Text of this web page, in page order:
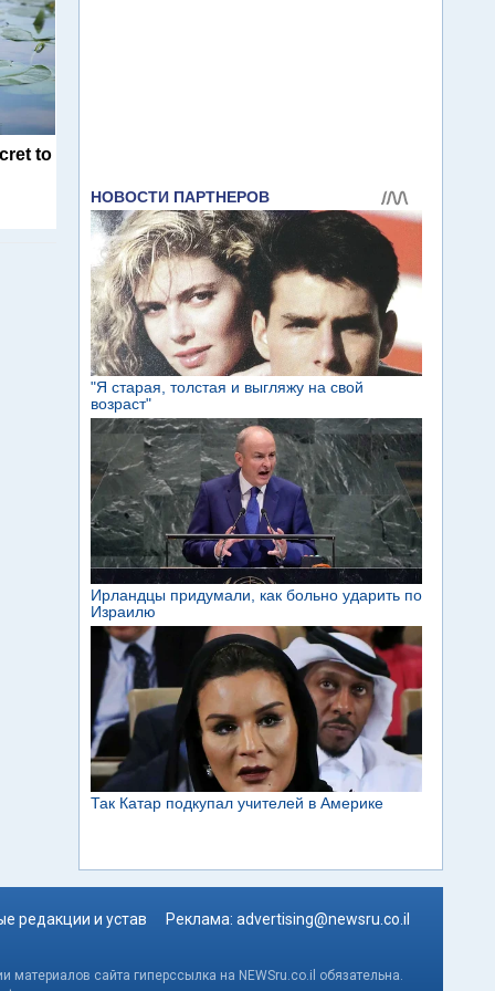
to
редакции и устав Реклама: advertising@newsru.co.il
сайта гиперссылка на NEWSru.co.il обязательна.